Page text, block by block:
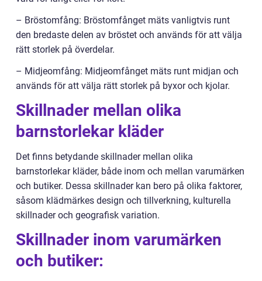
– Bröstomfång: Bröstomfånget mäts vanligtvis runt
den bredaste delen av bröstet och används för att välja
rätt storlek på överdelar.
– Midjeomfång: Midjeomfånget mäts runt midjan och
används för att välja rätt storlek på byxor och kjolar.
Skillnader mellan olika
barnstorlekar kläder
Det finns betydande skillnader mellan olika
barnstorlekar kläder, både inom och mellan varumärken
och butiker. Dessa skillnader kan bero på olika faktorer,
såsom klädmärkes design och tillverkning, kulturella
skillnader och geografisk variation.
Skillnader inom varumärken
och butiker: